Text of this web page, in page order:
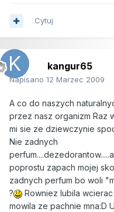
Cytuj
kangur65
Napisano 12 Marzec 2009
A co do naszych
przez nasz organizm Raz
mi sie ze dziewczynie
Nie zadnych
poprostu zapach mojej
zadnych perfum bo woli
?
Rowniez lubila
mowila ze pachnie mna:D